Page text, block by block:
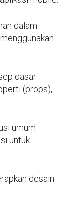
dalam
dasar
(props),
umum
untuk
desain